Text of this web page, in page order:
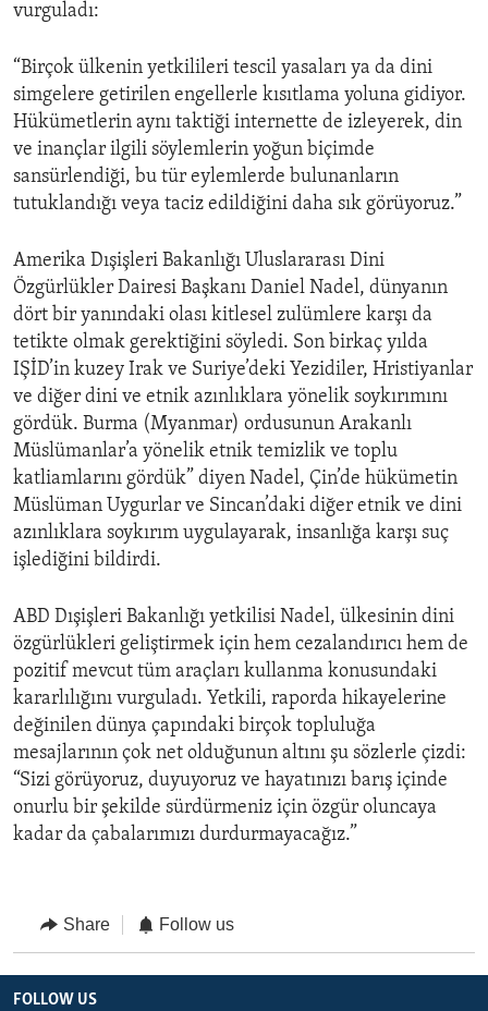
vurguladı:
“Birçok ülkenin yetkilileri tescil yasaları ya da dini
simgelere getirilen engellerle kısıtlama yoluna gidiyor.
Hükümetlerin aynı taktiği internette de izleyerek, din
ve inançlar ilgili söylemlerin yoğun biçimde
sansürlendiği, bu tür eylemlerde bulunanların
tutuklandığı veya taciz edildiğini daha sık görüyoruz.”
Amerika Dışişleri Bakanlığı Uluslararası Dini
Özgürlükler Dairesi Başkanı Daniel Nadel, dünyanın
dört bir yanındaki olası kitlesel zulümlere karşı da
tetikte olmak gerektiğini söyledi. Son birkaç yılda
IŞİD’in kuzey Irak ve Suriye’deki Yezidiler, Hristiyanlar
ve diğer dini ve etnik azınlıklara yönelik soykırımını
gördük. Burma (Myanmar) ordusunun Arakanlı
Müslümanlar’a yönelik etnik temizlik ve toplu
katliamlarını gördük” diyen Nadel, Çin’de hükümetin
Müslüman Uygurlar ve Sincan’daki diğer etnik ve dini
azınlıklara soykırım uygulayarak, insanlığa karşı suç
işlediğini bildirdi.
ABD Dışişleri Bakanlığı yetkilisi Nadel, ülkesinin dini
özgürlükleri geliştirmek için hem cezalandırıcı hem de
pozitif mevcut tüm araçları kullanma konusundaki
kararlılığını vurguladı. Yetkili, raporda hikayelerine
değinilen dünya çapındaki birçok topluluğa
mesajlarının çok net olduğunun altını şu sözlerle çizdi:
“Sizi görüyoruz, duyuyoruz ve hayatınızı barış içinde
onurlu bir şekilde sürdürmeniz için özgür oluncaya
kadar da çabalarımızı durdurmayacağız.”
Share Follow us
FOLLOW US